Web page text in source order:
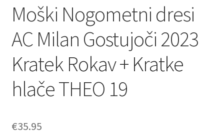
Moški Nogometni dresi
AC Milan Gostujoči 2023
Kratek Rokav + Kratke
hlače THEO 19
€35.95